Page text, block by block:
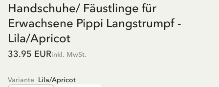
Handschuhe/ Fäustlinge für
Erwachsene Pippi Langstrumpf -
Lila/Apricot
33.95 EURinkl. MwSt.
Variante Lila/Apricot